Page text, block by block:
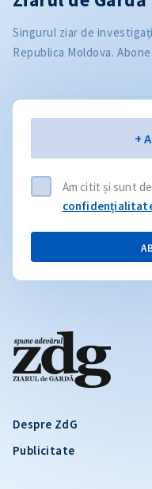
Despre ZdG
Publicitate
Singurul ziar de
Republica Moldova.
+
Am citit și sunt